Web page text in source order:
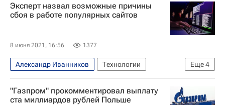
Эксперт назвал возможные причины
сбоя в работе популярных сайтов
8 июня 2021, 16:56 1377
Еще4
Александр Иванников
Технологии
Европа
PayPal TikTok Reddit
"Газпром" прокомментировал выплату
ста миллиардов рублей Польше